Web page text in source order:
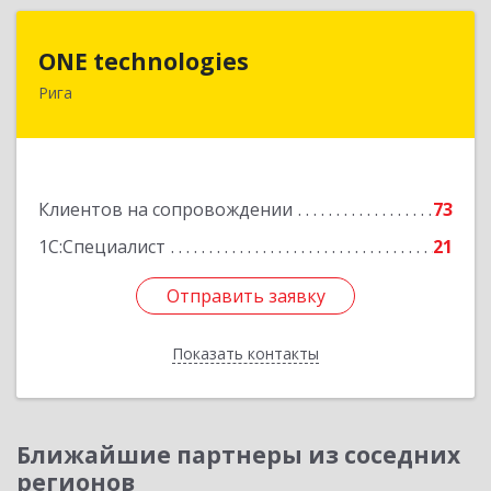
ONE technologies
Рига
Клиентов на сопровождении
73
1С:Специалист
21
Отправить заявку
Показать контакты
Отправить заявку
Назад
Ближайшие партнеры из соседних
регионов